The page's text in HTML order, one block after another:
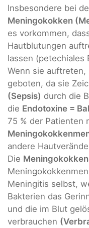
Insbesondere bei
Meningokokken
es vorkommen,
Hautblutungen
lassen (petechiales
Wenn sie
geboten, da sie
(Sepsis) durch die
die Endotoxine =
75 % der Patienten
andere
Die
Meningitis selbst,
Bakterien das
und die im Blut
verbrauchen